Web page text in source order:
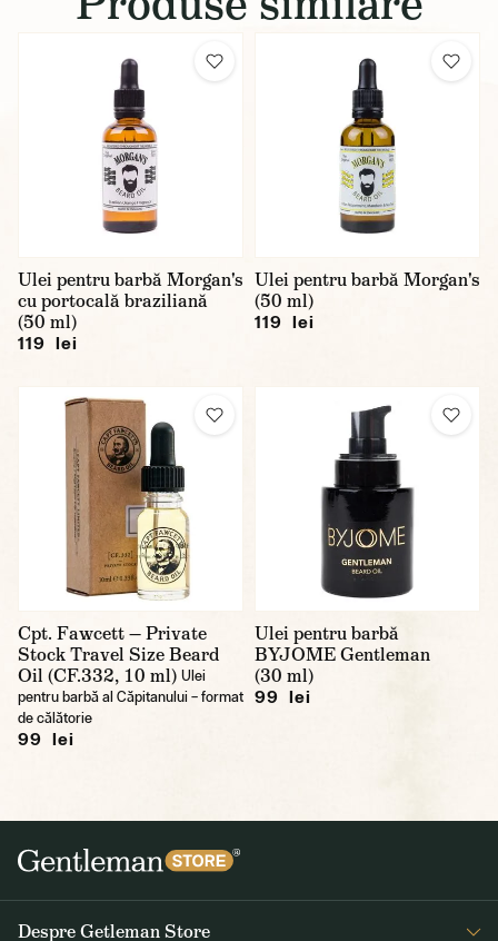
Ulei pentru barbă Morgan's
cu portocală braziliană
(50 ml)
119 lei
Ulei pentru barbă Morgan's
(50 ml)
119 lei
Cpt. Fawcett — Private
Stock Travel Size Beard
Oil (CF.332, 10 ml) Ulei
pentru barbă al Căpitanului – format
de călătorie
99 lei
Ulei pentru barbă
BYJOME Gentleman
(30 ml)
99 lei
Despre Getleman Store